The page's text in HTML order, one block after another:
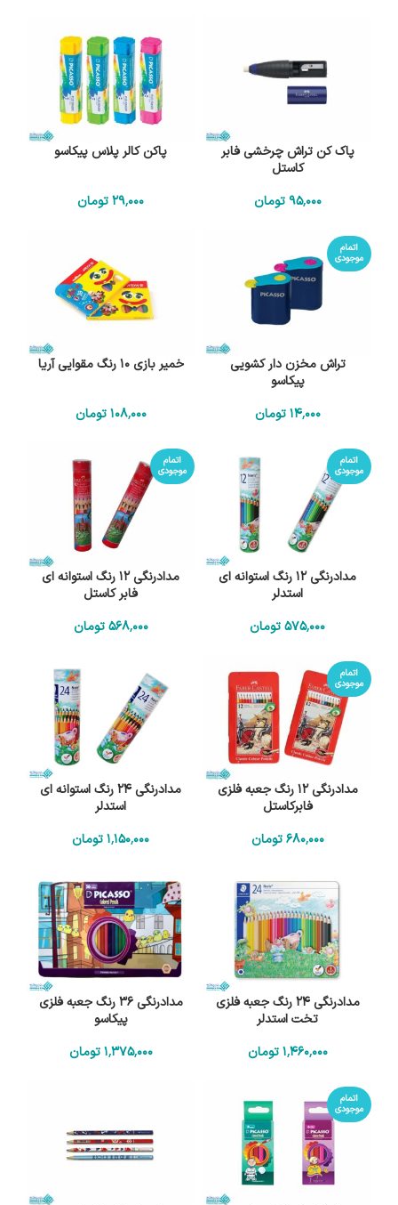
پاک کن تراش چرخشی فابر
کاستل
95٬000 تومان
پاکن کالر پلاس پیکاسو
29٬000تومان
اتمام
موجودی
تراش مخزن دار کشویی
پیکاسو
14٬000 تومان
خمیر بازی 10 رنگ مقوایی آریا
108٬000 تومان
اتمام
موجودی
مدادرنگی 12 رنگ استوانه ای
استدلر
575٬000تومان
اتمام
موجودی
مدادرنگی 12 رنگ استوانه ای
فابر کاستل
568٬000 تومان
اتمام
موجودی
مدادرنگی 12 رنگ جعبه فلزی
فابرکاستل
680٬000 تومان
مدادرنگی 24 رنگ استوانه ای
استدلر
1٬150٬000تومان
مدادرنگی 24 رنگ جعبه فلزی
تخت استدلر
1٬460٬000 تومان
مدادرنگی 36 رنگ جعبه فلزی
پیکاسو
1٬375٬000 تومان
اتمام
موجودی